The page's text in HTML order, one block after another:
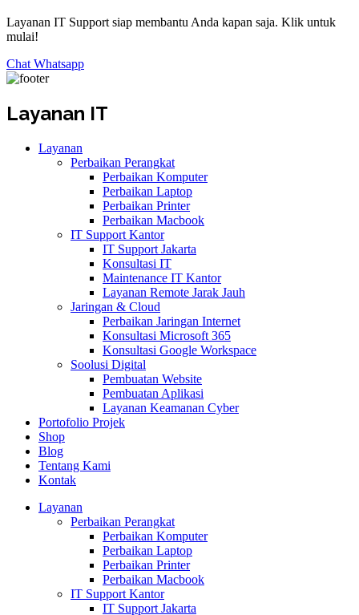
Layanan IT Support siap membantu Anda kapan saja. Klik untuk
mulai!
Chat Whatsapp
Layanan IT
Layanan
Perbaikan Perangkat
Perbaikan Komputer
Perbaikan Laptop
Perbaikan Printer
Perbaikan Macbook
IT Support Kantor
IT Support Jakarta
Konsultasi IT
Maintenance IT Kantor
Layanan Remote Jarak Jauh
Jaringan & Cloud
Perbaikan Jaringan Internet
Konsultasi Microsoft 365
Konsultasi Google Workspace
Soolusi Digital
Pembuatan Website
Pembuatan Aplikasi
Layanan Keamanan Cyber
Portofolio Projek
Shop
Blog
Tentang Kami
Kontak
Layanan
Perbaikan Perangkat
Perbaikan Komputer
Perbaikan Laptop
Perbaikan Printer
Perbaikan Macbook
IT Support Kantor
IT Support Jakarta